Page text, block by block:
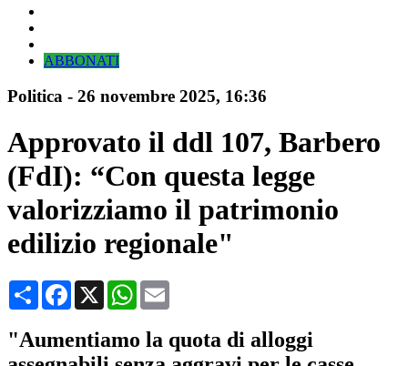
ABBONATI
Politica - 26 novembre 2025, 16:36
Approvato il ddl 107, Barbero
(FdI): “Con questa legge
valorizziamo il patrimonio
edilizio regionale"
CondividiFacebook
X WhatsApp
"Aumentiamo la quota di alloggi